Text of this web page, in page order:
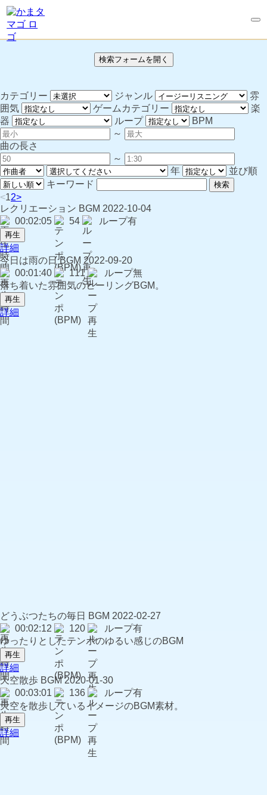
検索フォームを開く
カテゴリー ジャンル
雰
囲気
ゲームカテゴリー
楽
器
ループ
BPM
～
曲の長さ
～
年
並び順
キーワード
検索
<12>
レクリエーション BGM 2022-10-04
00:02:05
54 ループ有
再生
詳細
今日は雨の日 BGM 2022-09-20
00:01:40
111
ループ無
落ち着いた雰囲気のヒーリングBGM。
再生
詳細
どうぶつたちの毎日 BGM 2022-02-27
00:02:12
120
ループ有
ゆったりとしたテンポのゆるい感じのBGM
再生
詳細
天空散歩 BGM 2020-01-30
00:03:01
136
ループ有
天空を散歩しているイメージのBGM素材。
再生
詳細